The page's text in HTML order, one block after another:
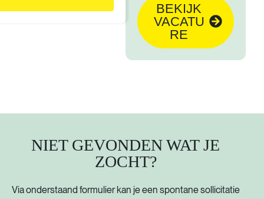
BEKIJK
VACATU
RE
NIET GEVONDEN WAT JE
ZOCHT?
Via onderstaand formulier kan je een spontane sollicitatie